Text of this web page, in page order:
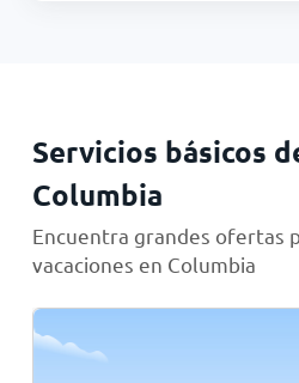
Servicios básicos
Columbia
Encuentra grandes ofertas
vacaciones en Columbia